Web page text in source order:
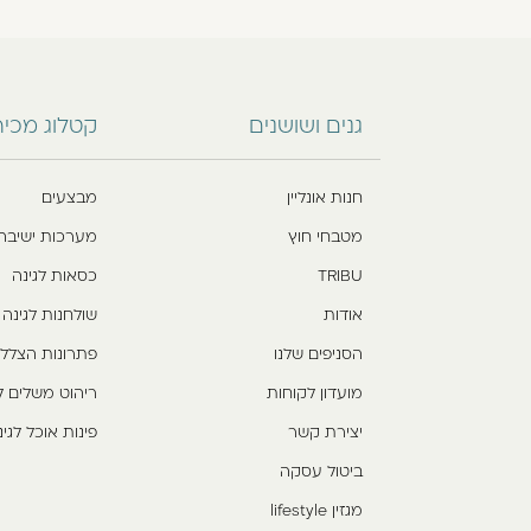
גנים ושושנים
חנות אונליין
מטבחי חוץ
TRIBU
אודות
הסניפים שלנו
מועדון לקוחות
יצירת קשר
ביטול עסקה
מגזין lifestyle
קטלוג
מבצעים
מערכות
כסאות לגינה
שולחנות לגינה
פתרונות
ריהוט משלים
פינות אוכל